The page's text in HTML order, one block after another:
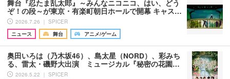
舞台『忍たま乱太郎』～みんなニコニコ、はい、どう
ぞ！の段～が東京・有楽町朝日ホールで開幕 キャス…
2026.7.26 ｜ SPICER
ニュース
舞台 アニメ/ゲーム
奥田いろは（乃木坂46）、島太星（NORD）、彩みち
る、雷太・磯野大出演 ミュージカル『秘密の花園…
2026.5.22 ｜ SPICER